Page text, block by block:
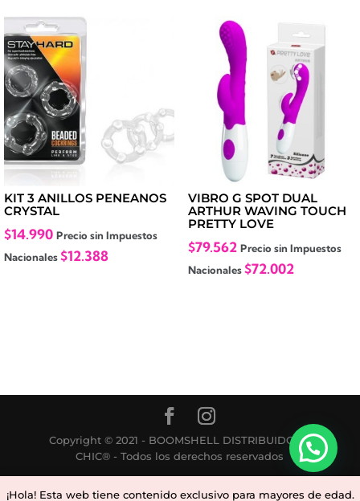
¡Hola! Esta web tiene contenido exclusivo para mayores de edad.
$163.990.
KIT 3 ANILLOS PENEANOS
CRYSTAL
$14.990 Precio sin Impuestos
Nacionales$12.388
VIBRO G SPOT DUAL
ARTHUR WAVING TOUCH
PRETTY LOVE
$79.562 Precio sin Impuestos
Nacionales$72.002
Copyright © 2021 - BOOMSHELL DISTRIBUIDORA
CHIC® - Todos los derechos reservados
¡Estamos en Línea!